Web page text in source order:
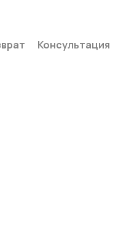
Консультация